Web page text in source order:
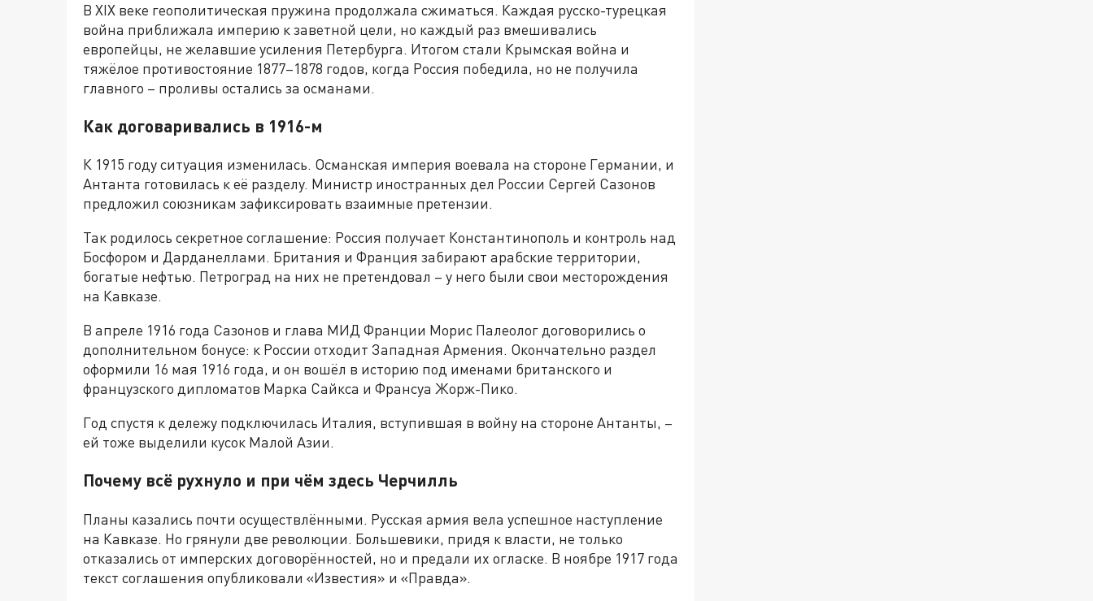
В XIX веке геополитическая пружина продолжала сжиматься. Каждая русско-турецкая
война приближала империю к заветной цели, но каждый раз вмешивались
европейцы, не желавшие усиления Петербурга. Итогом стали Крымская война и
тяжёлое противостояние 1877–1878 годов, когда Россия победила, но не получила
главного – проливы остались за османами.
Как договаривались в 1916-м
К 1915 году ситуация изменилась. Османская империя воевала на стороне Германии, и
Антанта готовилась к её разделу. Министр иностранных дел России Сергей Сазонов
предложил союзникам зафиксировать взаимные претензии.
Так родилось секретное соглашение: Россия получает Константинополь и контроль над
Босфором и Дарданеллами. Британия и Франция забирают арабские территории,
богатые нефтью. Петроград на них не претендовал – у него были свои месторождения
на Кавказе.
В апреле 1916 года Сазонов и глава МИД Франции Морис Палеолог договорились о
дополнительном бонусе: к России отходит Западная Армения. Окончательно раздел
оформили 16 мая 1916 года, и он вошёл в историю под именами британского и
французского дипломатов Марка Сайкса и Франсуа Жорж-Пико.
Год спустя к дележу подключилась Италия, вступившая в войну на стороне Антанты, –
ей тоже выделили кусок Малой Азии.
Почему всё рухнуло и при чём здесь Черчилль
Планы казались почти осуществлёнными. Русская армия вела успешное наступление
на Кавказе. Но грянули две революции. Большевики, придя к власти, не только
отказались от имперских договорённостей, но и предали их огласке. В ноябре 1917 года
текст соглашения опубликовали «Известия» и «Правда».